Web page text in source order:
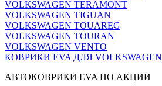
VOLKSWAGEN TERAMONT
VOLKSWAGEN TIGUAN
VOLKSWAGEN TOUAREG
VOLKSWAGEN TOURAN
VOLKSWAGEN VENTO
КОВРИКИ EVA ДЛЯ VOLKSWAGEN
АВТОКОВРИКИ EVA ПО АКЦИИ